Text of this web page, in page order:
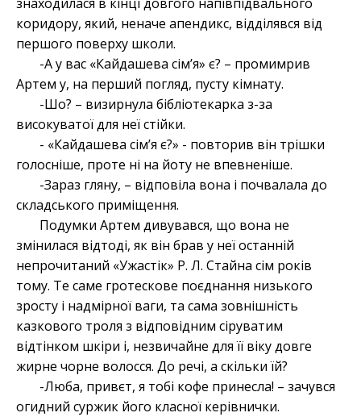
знаходилася в кінці довгого напівпідвального
коридору, який, неначе апендикс, відділявся від
першого поверху школи.
-А у вас «Кайдашева сім’я» є? – промимрив
Артем у, на перший погляд, пусту кімнату.
-Шо? – визирнула бібліотекарка з-за
високуватої для неї стійки.
- «Кайдашева сім’я є?» - повторив він трішки
голосніше, проте ні на йоту не впевненіше.
-Зараз гляну, – відповіла вона і почвалала до
складського приміщення.
Подумки Артем дивувався, що вона не
змінилася відтоді, як він брав у неї останній
непрочитаний «Ужастік» Р. Л. Стайна сім років
тому. Те саме гротескове поєднання низького
зросту і надмірної ваги, та сама зовнішність
казкового троля з відповідним сіруватим
відтінком шкіри і, незвичайне для її віку довге
жирне чорне волосся. До речі, а скільки їй?
-Люба, привєт, я тобі кофе принесла! – зачувся
огидний суржик його класної керівнички.